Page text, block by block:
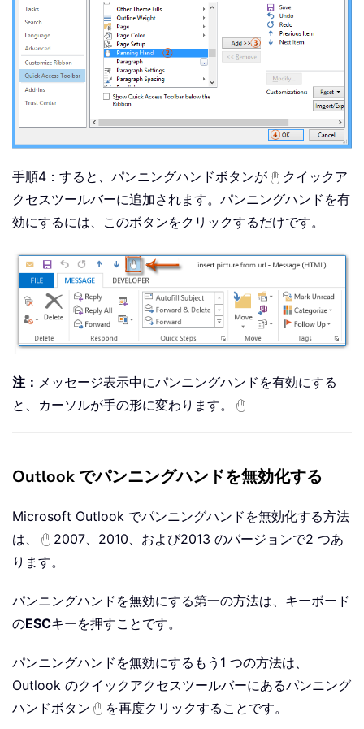
手順4：すると、パンニングハンドボタンが
クイックア
クセスツールバーに追加されます。パンニングハンドを有
効にするには、このボタンをクリックするだけです。
注： メッセージ表示中にパンニングハンドを有効にする
と、カーソルが手の形に変わります。
Outlook でパンニングハンドを無効化する
Microsoft Outlook でパンニングハンドを無効化する方法
は、
2007、2010、および2013 のバージョンで2 つあ
ります。
パンニングハンドを無効にする第一の方法は、キーボード
のESCキーを押すことです。
パンニングハンドを無効にするもう1 つの方法は、
Outlook のクイックアクセスツールバーにあるパンニング
ハンドボタン
を再度クリックすることです。